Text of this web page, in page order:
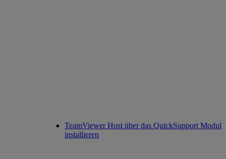
TeamViewer Host über das QuickSupport Modul
installieren